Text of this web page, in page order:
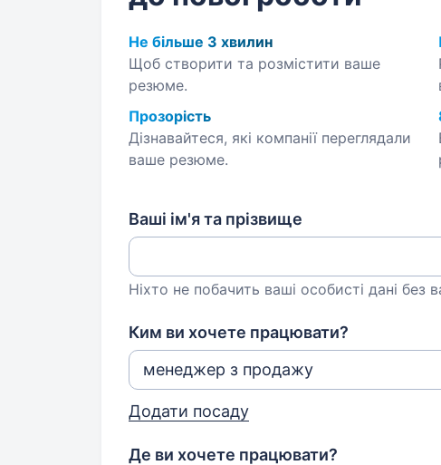
Не більше 3 хвилин
Щоб створити та розмістити ваше
резюме.
Прозорість
Дізнавайтеся, які компанії переглядали
ваше резюме.
Ваші ім'я та прізвище
Ніхто не побачить ваші особисті дані без
Ким ви хочете працювати?
Додати посаду
Де ви хочете працювати?